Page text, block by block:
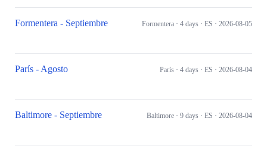
Formentera - Septiembre Formentera · 4 days · ES · 2026-08-05
París - Agosto París · 4 days · ES · 2026-08-04
Baltimore - Septiembre Baltimore · 9 days · ES · 2026-08-04